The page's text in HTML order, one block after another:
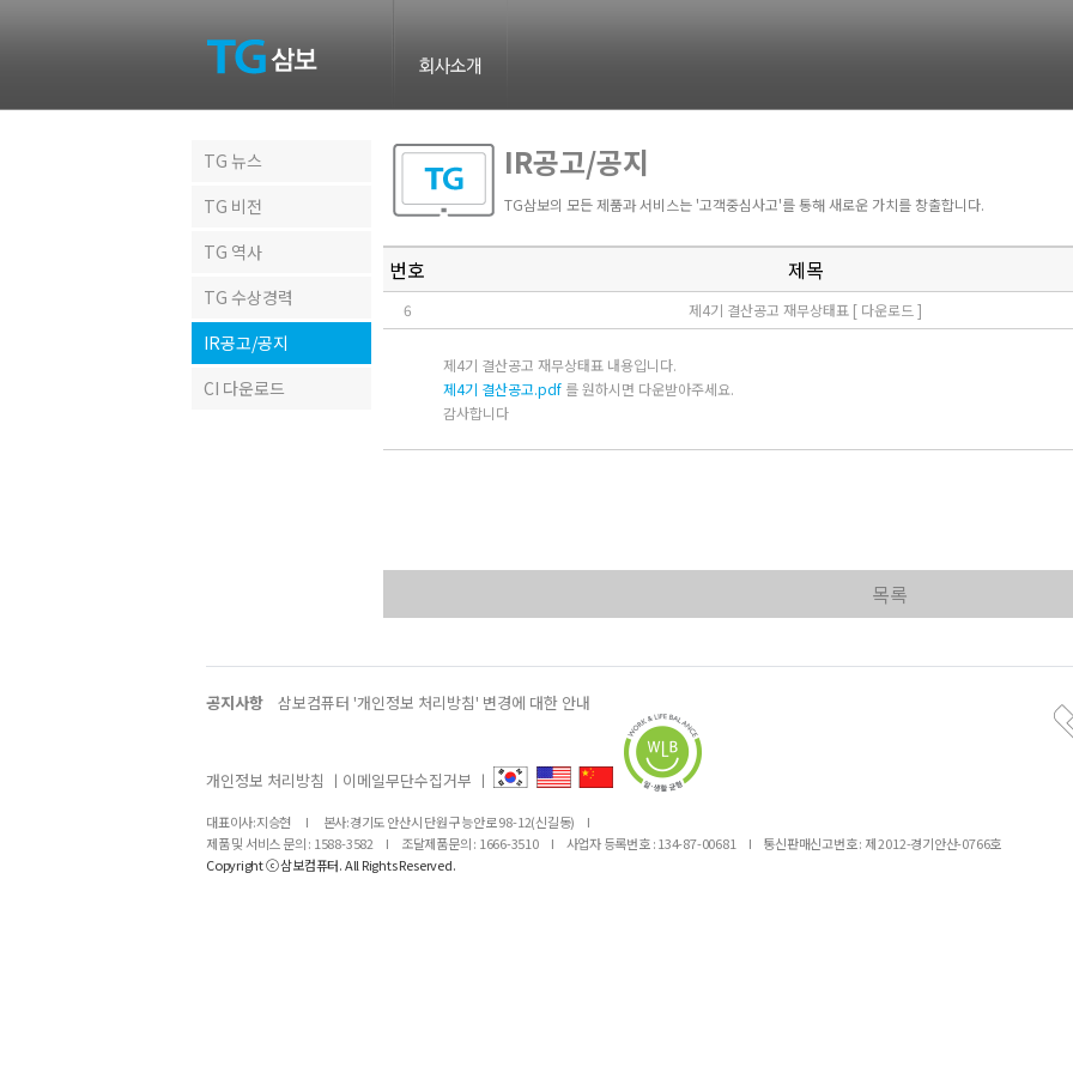
TG 뉴스
TG 비전
TG 역사
TG 수상경력
IR공고/공지
CI 다운로드
IR공고/공지
TG삼보의 모든 제품과 서비스는 '고객중심사고'를 통해 새로운 가치를 창출합니다.
번호 제목
6 제4기 결산공고 재무상태표 [ 다운로드 ]
제4기 결산공고 재무상태표 내용입니다.
제4기 결산공고.pdf 를 원하시면 다운받아주세요.
감사합니다
목록
공지사항 삼보컴퓨터 '개인정보 처리방침' 변경에 대한 안내
개인정보 처리방침 ㅣ 이메일무단수집거부 ㅣ
대표이사:지승현 I 본사:경기도 안산시 단원구 능안로 98-12(신길동)
I
제품 및 서비스 문의 : 1588-3582
I 조달제품문의 : 1666-3510 I 사업자 등록번호 : 134-87-00681 I
통신판매신고번호 : 제 2012-경기안산-0766호
Copyright ⓒ 삼보컴퓨터. All Rights Reserved.